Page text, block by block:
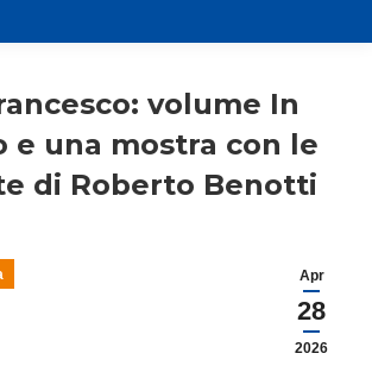
volume In
e una mostra con le
di Roberto Benotti
Apr
28
2026